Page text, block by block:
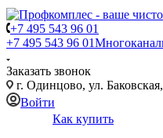
+7 495 543 96 01
+7 495 543 96 01
Заказать звонок
г. Одинцово, ул.
Войти
Как купить